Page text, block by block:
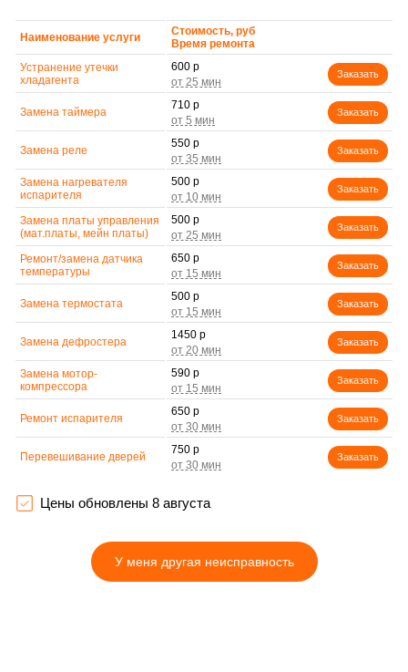
Наименование услуги
Стоимость, руб
Время ремонта
Устранение утечки
хладагента
600 р
Заказать
Замена таймера
710 р
Заказать
Замена реле
550 р
Заказать
Замена нагревателя
испарителя
500 р
Заказать
Замена платы управления
(мат.платы, мейн платы)
500 р
Заказать
Ремонт/замена датчика
температуры
650 р
Заказать
Замена термостата
500 р
Заказать
Замена дефростера
1450 р
Заказать
Замена мотор-
компрессора
590 р
Заказать
Ремонт испарителя
650 р
Заказать
Перевешивание дверей
750 р
Заказать
трубопровода
морозильного отделения
Прочистка дренажной
890 р
Цены обновлены 8 августа
У меня другая неисправность